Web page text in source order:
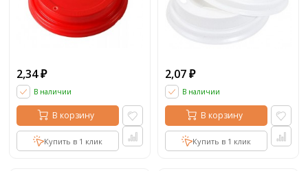
2,34 ₽
В наличии
В корзину
Купить в 1 клик
2,07 ₽
В наличии
В корзину
Купить в 1 клик